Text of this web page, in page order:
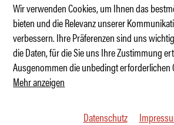
Zwei MG-Premieren in Goodwood
Wir verwenden Cookies, um Ihnen das
bieten und die Relevanz unserer
verbessern. Ihre Präferenzen sind uns
die Daten, für die Sie uns Ihre Zustimmung
Ausgenommen die unbedingt erforderlichen
Mehr anzeigen
Datenschutz